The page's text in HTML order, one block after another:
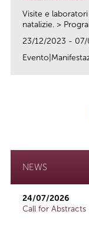
Visite e
natalizie. >
23/12/2023 -
NEWS
24/07/2026
Call for